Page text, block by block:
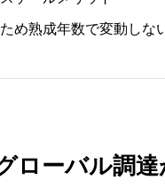
め熟成年数で変動しな
ローバル調